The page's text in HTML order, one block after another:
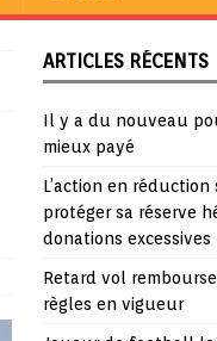
ARTICLES RÉCENTS
Il y a du nouveau
mieux payé
L’action en réduction
protéger sa réserve
donations excessives
Retard vol
règles en vigueur